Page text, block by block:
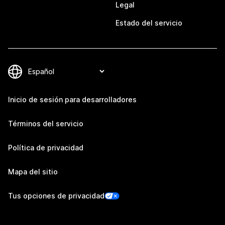
Legal
Estado del servicio
Inicio de sesión para desarrolladores
Términos del servicio
Política de privacidad
Mapa del sitio
Tus opciones de privacidad